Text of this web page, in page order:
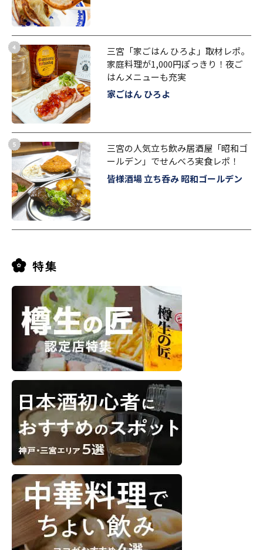
三宮「家ごはん ひろよ」取材レポ。
家庭料理が1,000円ぽっきり！夜ご
はんメニューも充実
家ごはん ひろよ
三宮の人気立ち飲み居酒屋「昭和ゴ
ールデン」でせんべろ実食レポ！
皆様酒場 立ち呑み 昭和ゴールデン